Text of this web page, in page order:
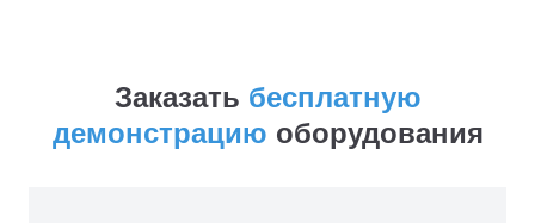
Заказать бесплатную
демонстрацию оборудования